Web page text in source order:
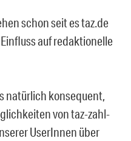
schon seit es taz.de
auf redaktionelle
natürlich konsequent,
von taz-zahl-
UserInnen über